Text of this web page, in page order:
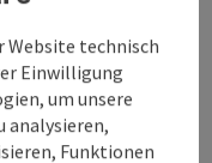
Website technisch
Einwilligung
um unsere
analysieren,
Funktionen